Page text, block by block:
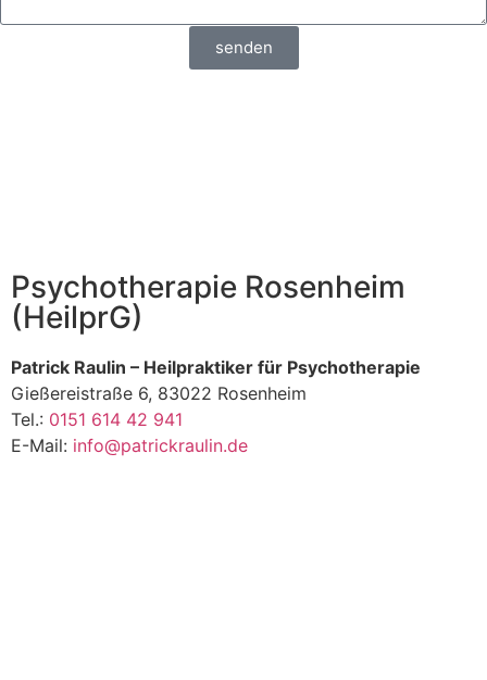
senden
Psychotherapie Rosenheim
(HeilprG)
Patrick Raulin – Heilpraktiker für Psychotherapie
Gießereistraße 6, 83022 Rosenheim
Tel.: 0151 614 42 941
E-Mail: info@patrickraulin.de